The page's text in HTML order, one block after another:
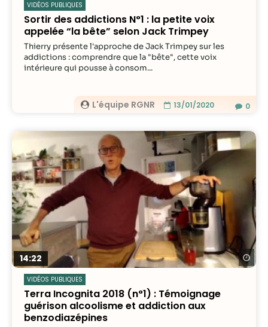
VIDÉOS PUBLIQUES
Sortir des addictions N°1 : la petite voix
appelée “la bête” selon Jack Trimpey
L'équipe RGNR 13/01/2020
Thierry présente l'approche de Jack Trimpey sur les
addictions : comprendre que la "bête", cette voix
intérieure qui pousse à consom...
0
14:22
VIDÉOS PUBLIQUES
Terra Incognita 2018 (n°1) : Témoignage
guérison alcoolisme et addiction aux
benzodiazépines